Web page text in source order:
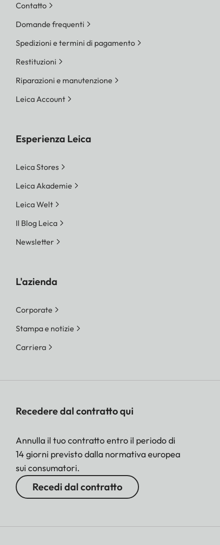
Contatto
Domande frequenti
Spedizioni e termini di pagamento
Restituzioni
Riparazioni e manutenzione
Leica Account
Esperienza Leica
Leica Stores
Leica Akademie
Leica Welt
Il Blog Leica
Newsletter
L'azienda
Corporate
Stampa e notizie
Carriera
Recedere dal contratto qui
Annulla il tuo contratto entro il periodo di
14 giorni previsto dalla normativa europea
sui consumatori.
Recedi dal contratto